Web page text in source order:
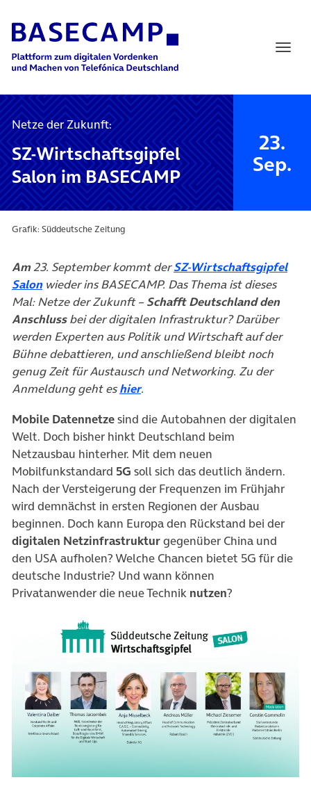
Main Navigation
Netze der Zukunft:
SZ-Wirtschaftsgipfel
Salon im BASECAMP
23.
Sep.
Grafik: Süddeutsche Zeitung
Am23. September kommt derSZ-Wirtschaftsgipfel
Salon(öffnet in neuem Tab)
wieder ins BASECAMP. Das Thema ist dieses
Mal: Netze der Zukunft –Schafft Deutschland den
Anschlussbei der digitalen Infrastruktur? Darüber
werden Experten aus Politik und Wirtschaft auf der
Bühne debattieren, und anschließend bleibt noch
genug Zeit für Austausch und Networking. Zu der
Anmeldung geht eshier(öffnet in neuem Tab)
.
Mobile Datennetzesind die Autobahnen der digitalen
Welt. Doch bisher hinkt Deutschland beim
Netzausbau hinterher. Mit dem neuen
Mobilfunkstandard 5G soll sich das deutlich ändern.
Nach der Versteigerung der Frequenzen im Frühjahr
wird demnächst in ersten Regionen der Ausbau
beginnen. Doch kann Europa den Rückstand bei der
digitalen Netzinfrastrukturgegenüber China und
den USA aufholen? Welche Chancen bietet 5G für die
deutsche Industrie? Und wann können
Privatanwender die neue Technik nutzen?